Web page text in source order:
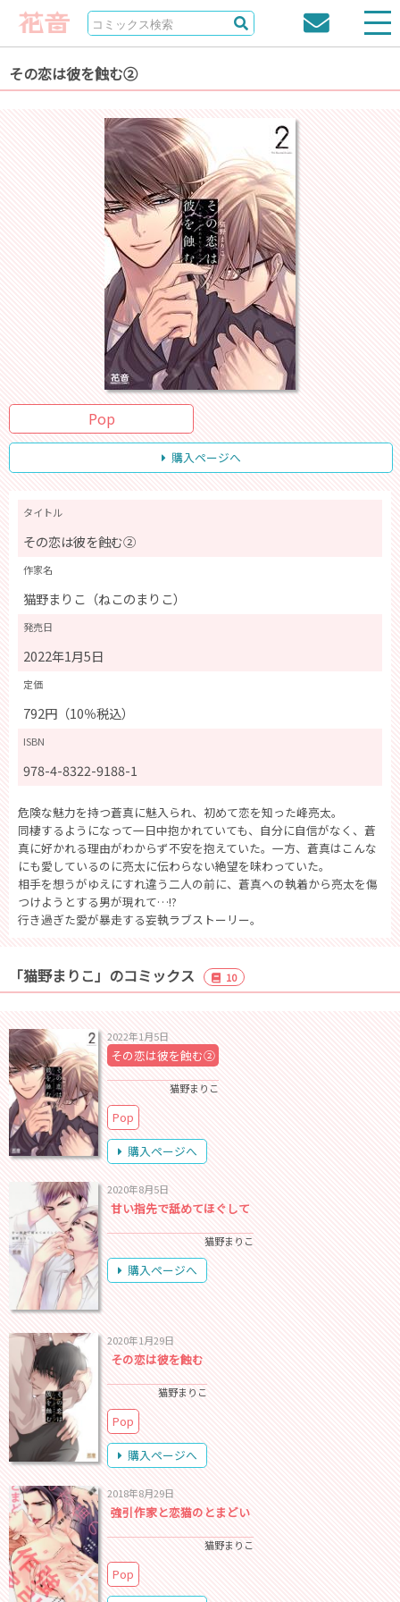
その恋は彼を蝕む②
Pop
購入ページへ
タイトル
その恋は彼を蝕む②
作家名
猫野まりこ（ねこのまりこ）
発売日
2022年1月5日
定価
792円（10％税込）
ISBN
978-4-8322-9188-1
危険な魅力を持つ蒼真に魅入られ、初めて恋を知った峰亮太。
同棲するようになって一日中抱かれていても、自分に自信がなく、蒼
真に好かれる理由がわからず不安を抱えていた。一方、蒼真はこんな
にも愛しているのに亮太に伝わらない絶望を味わっていた。
相手を想うがゆえにすれ違う二人の前に、蒼真への執着から亮太を傷
つけようとする男が現れて…!?
行き過ぎた愛が暴走する妄執ラブストーリー。
「猫野まりこ」のコミックス 10
2022年1月5日
その恋は彼を蝕む②
猫野まりこ
Pop
購入ページへ
2020年8月5日
甘い指先で舐めてほぐして
猫野まりこ
購入ページへ
2020年1月29日
その恋は彼を蝕む
猫野まりこ
Pop
購入ページへ
2018年8月29日
強引作家と恋猫のとまどい
猫野まりこ
Pop